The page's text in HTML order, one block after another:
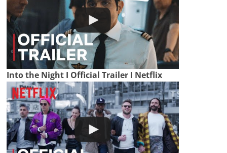
Into the Night I Official Trailer I Netflix